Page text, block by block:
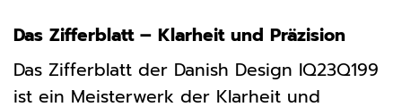
Das Zifferblatt – Klarheit und Präzision
Das Zifferblatt der Danish Design IQ23Q199
ist ein Meisterwerk der Klarheit und